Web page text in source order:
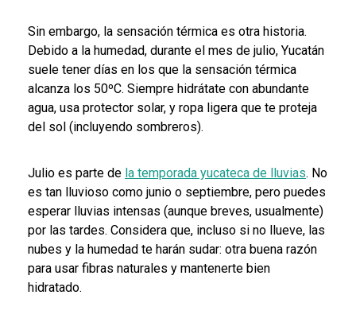
Sin embargo, la sensación térmica es otra historia.
Debido a la humedad, durante el mes de julio, Yucatán
suele tener días en los que la sensación térmica
alcanza los 50ºC. Siempre hidrátate con abundante
agua, usa protector solar, y ropa ligera que te proteja
del sol (incluyendo sombreros).
Julio es parte de la temporada yucateca de lluvias. No
es tan lluvioso como junio o septiembre, pero puedes
esperar lluvias intensas (aunque breves, usualmente)
por las tardes. Considera que, incluso si no llueve, las
nubes y la humedad te harán sudar: otra buena razón
para usar fibras naturales y mantenerte bien
hidratado.